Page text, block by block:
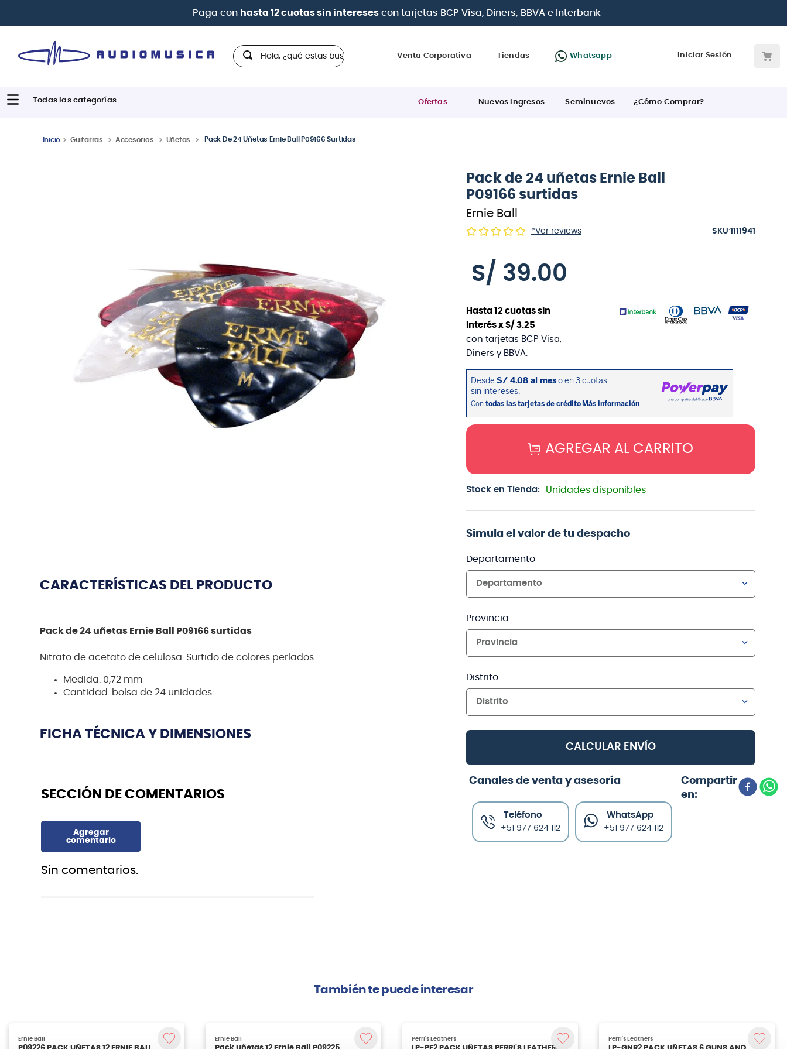
Paga con hasta 12 cuotas sin interesescon tarjetas BCP Visa, Diners, BBVA e Interbank
Hola, ¿qué estas buscando?
Venta Corporativa Tiendas Whatsapp Iniciar Sesión
Ofertas Nuevos Ingresos Seminuevos ¿Cómo Comprar?
Guitarras Accesorios Uñetas Pack De 24 Uñetas Ernie Ball P09166 Surtidas
CARACTERÍSTICAS DEL PRODUCTO
Pack de 24 uñetas Ernie Ball P09166 surtidas
Nitrato de acetato de celulosa. Surtido de colores perlados.
Medida: 0,72 mm
Cantidad: bolsa de 24 unidades
FICHA TÉCNICA Y DIMENSIONES
Sin comentarios.
Pack de 24 uñetas Ernie Ball
P09166 surtidas
Ernie Ball
*Ver reviews :1111941
S/ 39.00
Hasta 12cuotas sin
interés x S/ 3.25
con tarjetas BCP Visa,
Diners y BBVA.
AGREGAR AL CARRITO
Stock en Tienda: Unidades disponibles
Simula el valor de tu despacho
Departamento
Departamento
Provincia
Provincia
Distrito
Distrito
CALCULAR ENVÍO
Canales de venta y asesoría
Teléfono
+51 977 624 112
WhatsApp
+51 977 624 112
También te puede interesar
Ernie Ball Perri's Leathers